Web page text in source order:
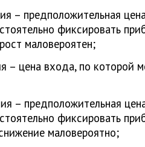
– предположительная
фиксировать
маловероятен;
– цена входа, по которой
– предположительная
фиксировать
маловероятно;